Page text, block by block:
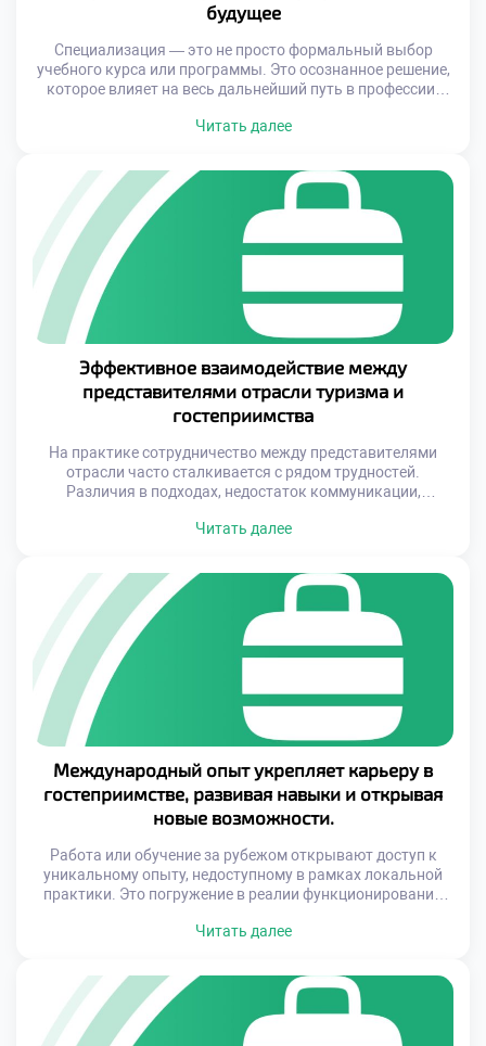
будущее
Специализация — это не просто формальный выбор
учебного курса или программы. Это осознанное решение,
которое влияет на весь дальнейший путь в профессии.
квалификации, расширяет возможности для
карьерный рост. Современный рынок труда требует не
только общих навыков, но и узких экспертиз, способных
решать конкретные […]
Читать далее
Эффективное взаимодействие между
представителями отрасли туризма и
гостеприимства
На практике сотрудничество между представителями
отрасли часто сталкивается с рядом трудностей.
Различия в подходах, недостаток коммуникации,
привести к дублированию усилий, снижению уровня
Современный турист ожидает высокого стандарта на
каждом этапе поездки, и без согласованности между
всеми участниками процесса достичь этого невозможно.
Важно […]
Читать далее
Международный опыт укрепляет карьеру в
гостеприимстве, развивая навыки и открывая
новые возможности.
Работа или обучение за рубежом открывают доступ к
уникальному опыту, недоступному в рамках локальной
практики. Это погружение в реалии функционирования
сервисных центров, где можно освоить современные
персоналом. Такой опыт способствует не только
развитию профессиональных компетенций, но и
формированию важных личностных качеств,
необходимых для успешной […]
Читать далее